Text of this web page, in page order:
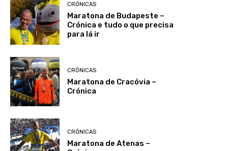
CRÓNICAS
Maratona de Budapeste –
Crónica e tudo o que precisa
para lá ir
CRÓNICAS
Maratona de Cracóvia –
Crónica
CRÓNICAS
Maratona de Atenas –